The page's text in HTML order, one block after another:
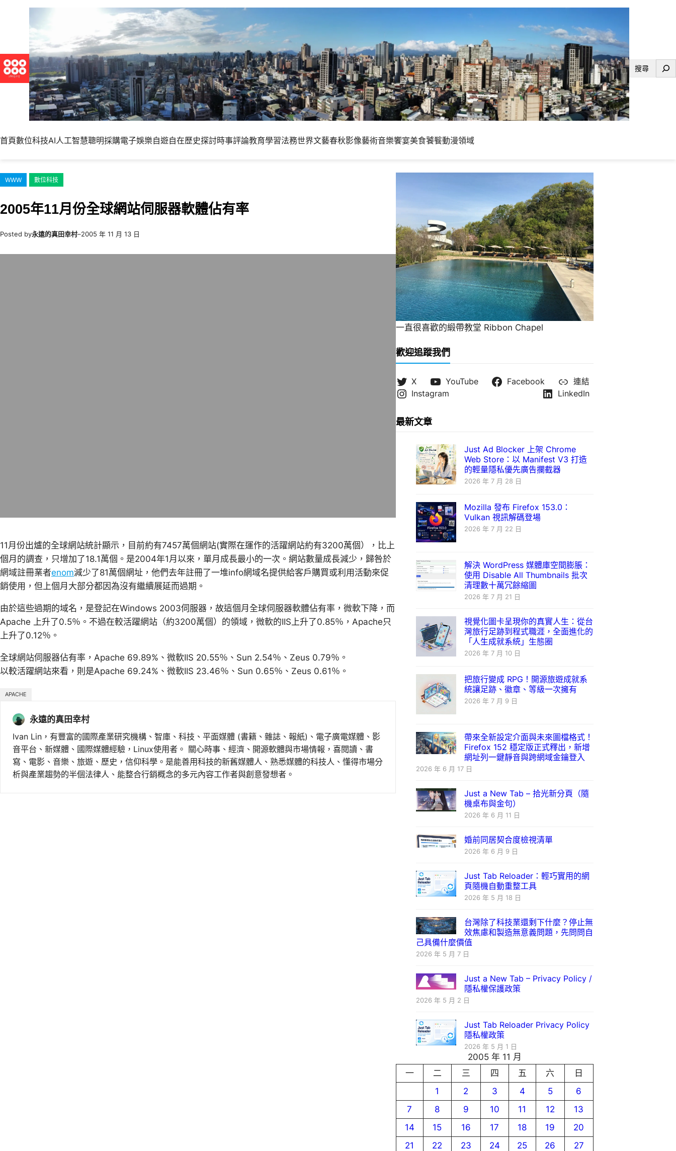
內
容
搜
首頁數位科技AI人工智慧聰明採購電子娛樂自遊自在歷史探討時事評論教育學習法務世界文藝春秋影像藝術音樂饗宴美食饕餮動漫領域
WWW 數位科技
2005年11月份全球網站伺服器軟體佔有率
Posted by永遠的真田幸村–2005 年 11 月 13 日
11月份出爐的全球網站統計顯示，目前約有7457萬個網站(實際在運作的活躍網站約有3200萬個），比上
個月的調查，只增加了18.1萬個。是2004年1月以來，單月成長最小的一次。網站數量成長減少，歸咎於
網域註冊業者enom減少了81萬個網址，他們去年註冊了一堆info網域名提供給客戶購買或利用活動來促
銷使用，但上個月大部分都因為沒有繼續展延而過期。
由於這些過期的域名，是登記在Windows 2003伺服器，故這個月全球伺服器軟體佔有率，微軟下降，而
Apache 上升了0.5％。不過在較活躍網站（約3200萬個）的領域，微軟的IIS上升了0.85％，Apache只
上升了0.12％。
全球網站伺服器佔有率，Apache 69.89%、微軟IIS 20.55％、Sun 2.54％、Zeus 0.79％。
以較活躍網站來看，則是Apache 69.24%、微軟IIS 23.46％、Sun 0.65％、Zeus 0.61％。
APACHE
永遠的真田幸村
Ivan Lin，有豐富的國際產業研究機構、智庫、科技、平面媒體 (書籍、雜誌、報紙)、電子廣電媒體、影
音平台、新媒體、國際媒體經驗，Linux使用者。 關心時事、經濟、開源軟體與市場情報，喜閱讀、書
寫、電影、音樂、旅遊、歷史，信仰科學。是能善用科技的新舊媒體人、熟悉媒體的科技人、懂得市場分
析與產業趨勢的半個法律人、能整合行銷概念的多元內容工作者與創意發想者。
一直很喜歡的緞帶教堂 Ribbon Chapel
歡迎追蹤我們
X YouTube Facebook
連結
Instagram
LinkedIn
最新文章
Just Ad Blocker 上架 Chrome
Web Store：以 Manifest V3 打造
的輕量隱私優先廣告攔截器
2026 年 7 月 28 日
Mozilla 發布 Firefox 153.0：
Vulkan 視訊解碼登場
2026 年 7 月 22 日
解決 WordPress 媒體庫空間膨脹：
使用 Disable All Thumbnails 批次
清理數十萬冗餘縮圖
2026 年 7 月 21 日
視覺化圖卡呈現你的真實人生：從台
灣旅行足跡到程式職涯，全面進化的
「人生成就系統」生態圈
2026 年 7 月 10 日
把旅行變成 RPG！開源旅遊成就系
統讓足跡、徽章、等級一次擁有
2026 年 7 月 9 日
帶來全新設定介面與未來圖檔格式！
Firefox 152 穩定版正式釋出，新增
網址列一鍵靜音與跨網域金鑰登入
2026 年 6 月 17 日
Just a New Tab – 拾光新分頁（隨
機桌布與金句）
2026 年 6 月 11 日
婚前同居契合度檢視清單
2026 年 6 月 9 日
Just Tab Reloader：輕巧實用的網
頁隨機自動重整工具
2026 年 5 月 18 日
台灣除了科技業還剩下什麼？停止無
效焦慮和製造無意義問題，先問問自
己具備什麼價值
2026 年 5 月 7 日
Just a New Tab – Privacy Policy /
隱私權保護政策
2026 年 5 月 2 日
Just Tab Reloader Privacy Policy
隱私權政策
2026 年 5 月 1 日
2005 年 11 月
一
二 三 四 五 六
日
1
2 3 4 5
6
7
8 9 10 11 12
13
14
15 16 17 18 19
20
21
22 23 24 25 26
27